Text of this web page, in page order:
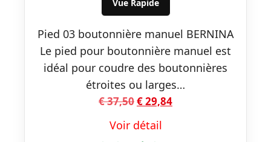
Vue Rapide
Pied 03 boutonnière manuel BERNINA
Le pied pour boutonnière manuel est
idéal pour coudre des boutonnières
étroites ou larges…
€37,50Le
initial
€29,84Le
Voir détail